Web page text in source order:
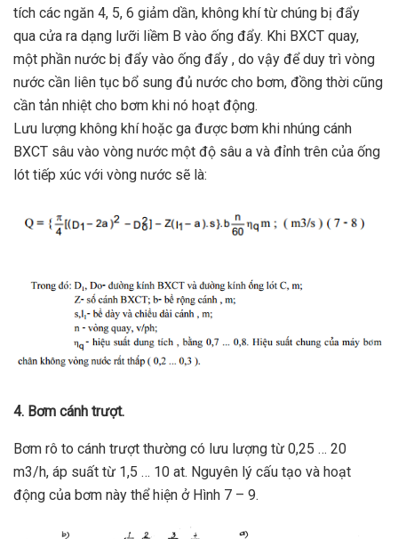
tích các ngăn 4, 5, 6 giảm dần, không khí từ chúng bị đẩy
qua cửa ra dạng lưỡi liềm B vào ống đẩy. Khi BXCT quay,
một phần nước bị đẩy vào ống đẩy , do vậy để duy trì vòng
nước cần liên tục bổ sung đủ nước cho bơm, đồng thời cũng
cần tản nhiệt cho bơm khi nó hoạt động.
Lưu lượng không khí hoặc ga được bơm khi nhúng cánh
BXCT sâu vào vòng nước một độ sâu a và đỉnh trên của ống
lót tiếp xúc với vòng nước sẽ là:
4. Bơm cánh trượt.
Bơm rô to cánh trượt thường có lưu lượng từ 0,25 … 20
m3/h, áp suất từ 1,5 … 10 at. Nguyên lý cấu tạo và hoạt
động của bơm này thể hiện ở Hình 7 – 9.